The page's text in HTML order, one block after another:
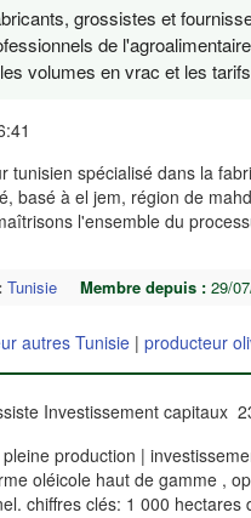
grossistes et
de
volumes en vrac et les
spécialisé dans la
basé à el jem, région de
l'ensemble du
Tunisie Membre depuis :29/
autres Tunisie| producteur
Investissement capitaux
production |
oléicole haut de gamme ,
chiffres clés: 1 000